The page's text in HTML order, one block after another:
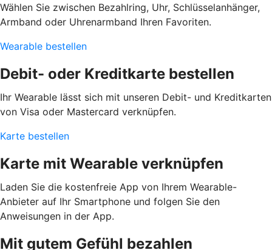
Wählen Sie zwischen Bezahlring, Uhr, Schlüsselanhänger,
Armband oder Uhrenarmband Ihren Favoriten.
Wearable bestellen
Debit- oder Kreditkarte bestellen
Ihr Wearable lässt sich mit unseren Debit- und Kreditkarten
von Visa oder Mastercard verknüpfen.
Karte bestellen
Karte mit Wearable verknüpfen
Laden Sie die kostenfreie App von Ihrem Wearable-
Anbieter auf Ihr Smartphone und folgen Sie den
Anweisungen in der App.
Mit gutem Gefühl bezahlen